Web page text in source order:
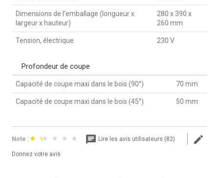
Dimensions de l’emballage (longueur x
largeur x hauteur)
280 x 390 x
260 mm
Tension, électrique 230 V
Profondeur de coupe
Capacité de coupe maxi dans le bois (90°) 70 mm
Capacité de coupe maxi dans le bois (45°) 50 mm
Note : Lire les avis utilisateurs (82)
Donnez votre avis